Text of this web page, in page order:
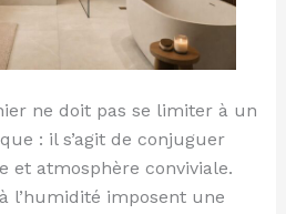
ne doit pas se limiter à un
: il s’agit de conjuguer
et atmosphère conviviale.
l’humidité imposent une